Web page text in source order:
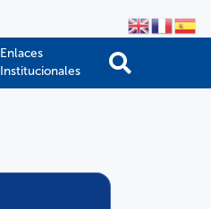
Enlaces
Institucionales